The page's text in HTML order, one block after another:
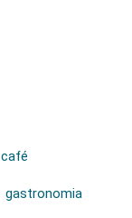
café
gastronomia